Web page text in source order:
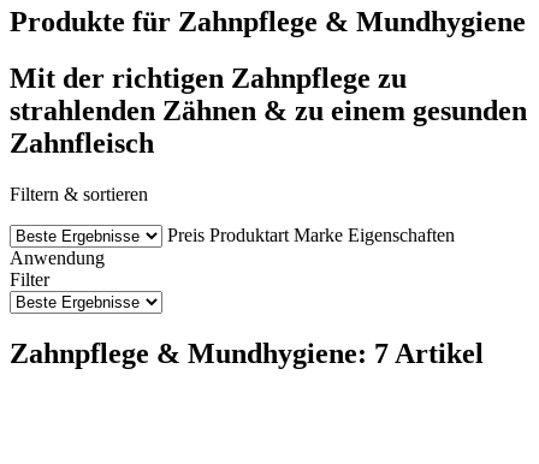
Produkte für Zahnpflege & Mundhygiene
Mit der richtigen Zahnpflege zu
strahlenden Zähnen & zu einem gesunden
Zahnfleisch
Filtern & sortieren
Preis Produktart Marke Eigenschaften
Anwendung
Filter
Zahnpflege & Mundhygiene: 7 Artikel